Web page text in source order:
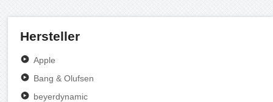
Hersteller
Apple
Bang & Olufsen
beyerdynamic